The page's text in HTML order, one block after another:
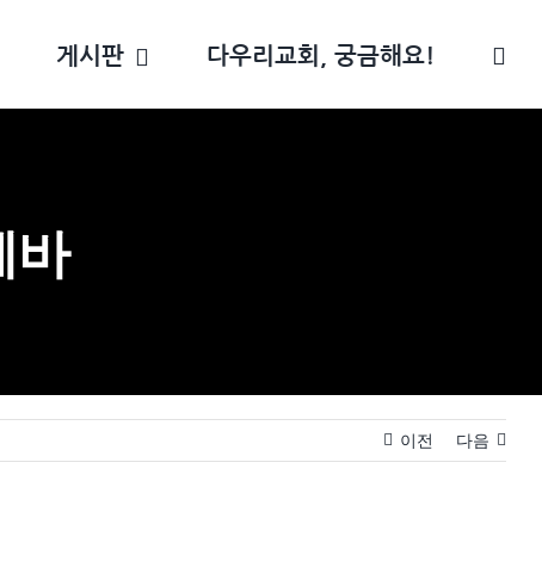
게시판 다우리교회, 궁금해요!
바
이전 다음